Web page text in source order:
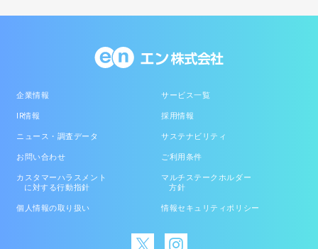
企業情報 サービス一覧
IR情報 採用情報
ニュース・調査データ サステナビリティ
お問い合わせ ご利用条件
カスタマーハラスメント
に対する行動指針
マルチステークホルダー
方針
個人情報の取り扱い 情報セキュリティポリシー